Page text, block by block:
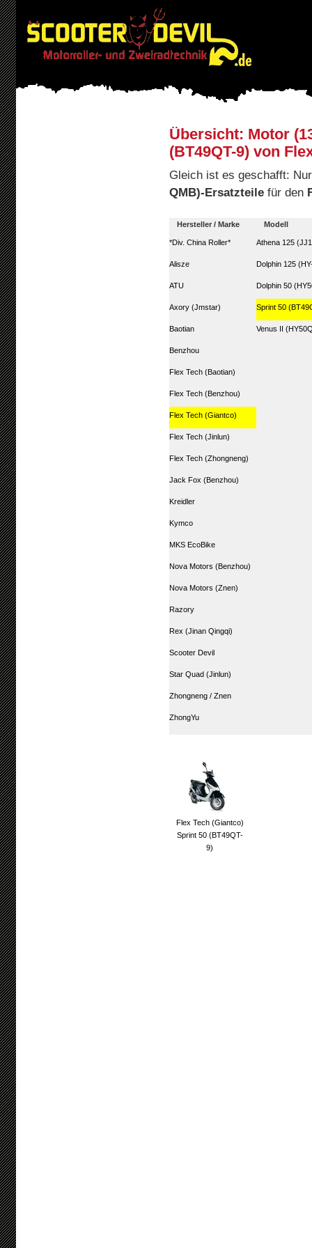
Übersicht: Motor
(BT49QT-9) von
Gleich ist es geschafft:
QMB)-Ersatzteile für den
Hersteller / Marke Modell
*Div. China Roller*
Alisze
ATU
Axory (Jmstar)
Baotian
Benzhou
Flex Tech (Baotian)
Flex Tech (Benzhou)
Flex Tech (Giantco)
Flex Tech (Jinlun)
Flex Tech (Zhongneng)
Jack Fox (Benzhou)
Kreidler
Kymco
MKS EcoBike
Nova Motors (Benzhou)
Nova Motors (Znen)
Razory
Rex (Jinan Qingqi)
Scooter Devil
Star Quad (Jinlun)
Zhongneng / Znen
ZhongYu
Athena 125
Dolphin 125
Dolphin 50
Sprint 50
Venus II
Flex Tech (Giantco)
Sprint 50 (BT49QT-
9)